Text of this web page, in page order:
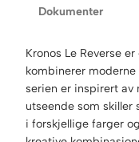
Dokumenter
Kronos Le Reverse
kombinerer
serien er inspirert av
utseende som skiller
i forskjellige farger